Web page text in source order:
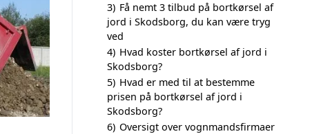
3) Få nemt 3 tilbud på bortkørsel af
jord i Skodsborg, du kan være tryg
ved
4) Hvad koster bortkørsel af jord i
Skodsborg?
5) Hvad er med til at bestemme
prisen på bortkørsel af jord i
Skodsborg?
6) Oversigt over vognmandsfirmaer